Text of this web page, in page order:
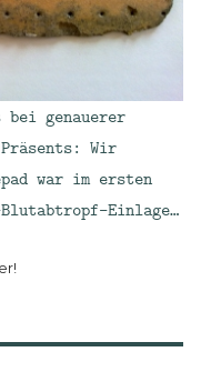
bei genauerer
Wir
war im ersten
Einlage…